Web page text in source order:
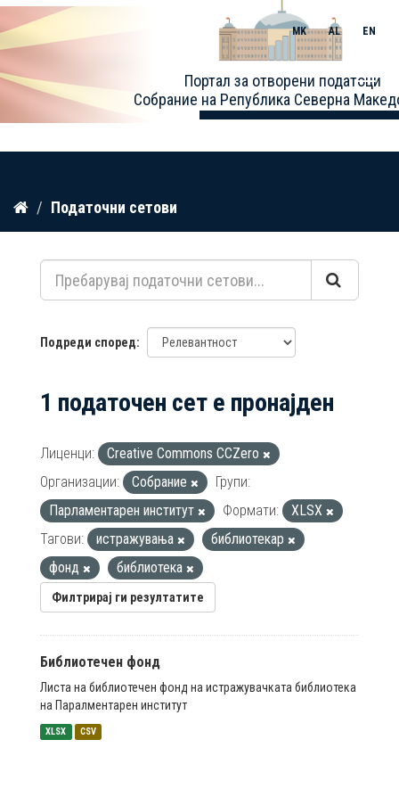
Прескокнете
содржина
Портал за отворени податоци
Собрание на Република Северна
MK AL EN
Toggle
Податочни сетови
Подреди според
1 податочен сет е пронајден
Лиценци:
Creative Commons CCZero
Организации:
Собрание
Групи:
Парламентарен институт
Формати:
XLSX
Тагови:
истражувања
библиотекар
фонд
библиотека
Филтрирај ги резултатите
Библиотечен фонд
Листа на библиотечен фонд на истражувачката библиотека
на Паралментарен институт
XLSX CSV